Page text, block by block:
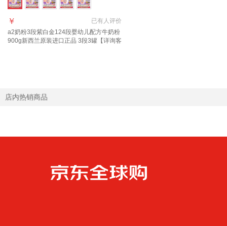
已有人评价
￥
a2奶粉3段紫白金124段婴幼儿配方牛奶粉
900g新西兰原装进口正品 3段3罐【详询客
店内热销商品